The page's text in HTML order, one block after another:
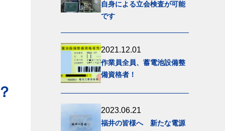
自身による立会検査が可能
です
2021.12.01
作業員全員、蓄電池設備整
備資格者！
2023.06.21
福井の皆様へ 新たな電源